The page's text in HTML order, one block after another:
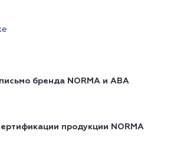
бренда NORMA и ABA
продукции NORMA